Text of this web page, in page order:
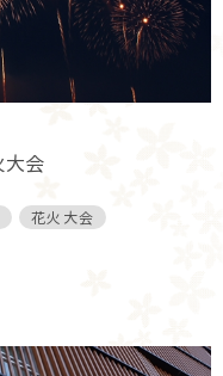
大会
花火大会